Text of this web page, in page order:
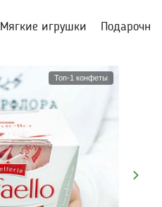
Мягкие игрушки
Топ-1 конфеты